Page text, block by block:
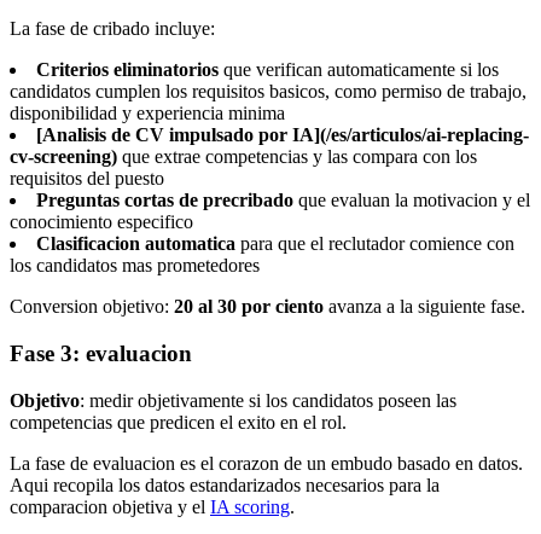
La fase de cribado incluye:
Criterios eliminatorios que verifican automaticamente si los
candidatos cumplen los requisitos basicos, como permiso de trabajo,
disponibilidad y experiencia minima
[Analisis de CV impulsado por IA](/es/articulos/ai-replacing-
cv-screening) que extrae competencias y las compara con los
requisitos del puesto
Preguntas cortas de precribado que evaluan la motivacion y el
conocimiento especifico
Clasificacion automatica para que el reclutador comience con
los candidatos mas prometedores
Conversion objetivo: 20 al 30 por ciento avanza a la siguiente fase.
Fase 3: evaluacion
Objetivo: medir objetivamente si los candidatos poseen las
competencias que predicen el exito en el rol.
La fase de evaluacion es el corazon de un embudo basado en datos.
Aqui recopila los datos estandarizados necesarios para la
comparacion objetiva y el IA scoring.